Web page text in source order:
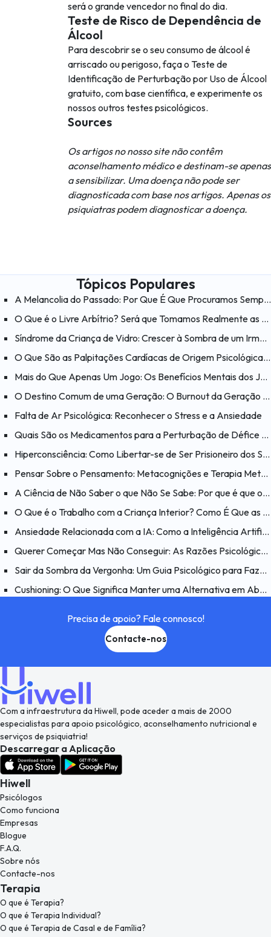
será o grande vencedor no final do dia.
Teste de Risco de Dependência de
Álcool
Para descobrir se o seu consumo de álcool é
arriscado ou perigoso, faça o Teste de
Identificação de Perturbação por Uso de Álcool
gratuito, com base científica, e experimente os
nossos outros testes psicológicos.
Sources
Os artigos no nosso site não contêm
aconselhamento médico e destinam-se apenas
a sensibilizar. Uma doença não pode ser
diagnosticada com base nos artigos. Apenas os
psiquiatras podem diagnosticar a doença.
Tópicos Populares
A Melancolia do Passado: Por Que É Que Procuramos Sempre a Felicidade nos «Velhos Tempos»?
O Que é o Livre Arbítrio? Será que Tomamos Realmente as Nossas Próprias Decisões?
Síndrome da Criança de Vidro: Crescer à Sombra de um Irmão com Necessidades Especiais
O Que São as Palpitações Cardíacas de Origem Psicológica? O Que Ajuda a Aliviar as Palpitações Cardíacas?
Mais do Que Apenas Um Jogo: Os Benefícios Mentais dos Jogos
O Destino Comum de uma Geração: O Burnout da Geração Millennial
Falta de Ar Psicológica: Reconhecer o Stress e a Ansiedade
Quais São os Medicamentos para a Perturbação de Défice de Atenção e Hiperatividade (PHDA)?
Hiperconsciência: Como Libertar-se de Ser Prisioneiro dos Seus Próprios Pensamentos?
Pensar Sobre o Pensamento: Metacognições e Terapia Metacognitiva
A Ciência de Não Saber o que Não Se Sabe: Por que é que o Efeito Dunning-Kruger é Enganador?
O Que é o Trabalho com a Criança Interior? Como É Que as Feridas do Passado Afetam o Presente?
Ansiedade Relacionada com a IA: Como a Inteligência Artificial Afeta a Psicologia Humana?
Querer Começar Mas Não Conseguir: As Razões Psicológicas por Detrás do Problema “Quero Fazer Mas Não Consigo”
Sair da Sombra da Vergonha: Um Guia Psicológico para Fazer as Pazes consigo Mesmo
Cushioning: O Que Significa Manter uma Alternativa em Aberto num Relacionamento e Porquê?
Precisa de apoio? Fale connosco!
Contacte-nos
Com a infraestrutura da Hiwell, pode aceder a mais de 2000
especialistas para apoio psicológico, aconselhamento nutricional e
serviços de psiquiatria!
Descarregar a Aplicação
Hiwell
Psicólogos
Como funciona
Empresas
Blogue
F.A.Q.
Sobre nós
Contacte-nos
Terapia
O que é Terapia?
O que é Terapia Individual?
O que é Terapia de Casal e de Família?